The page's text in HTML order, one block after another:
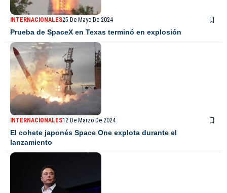
INTERNACIONALES25 De Mayo De 2024
Prueba de SpaceX en Texas terminó en explosión
INTERNACIONALES12 De Marzo De 2024
El cohete japonés Space One explota durante el
lanzamiento